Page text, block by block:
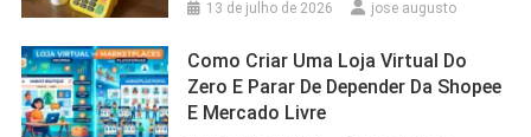
13 de julho de 2026 jose augusto
Como Criar Uma Loja Virtual Do
Zero E Parar De Depender Da Shopee
E Mercado Livre